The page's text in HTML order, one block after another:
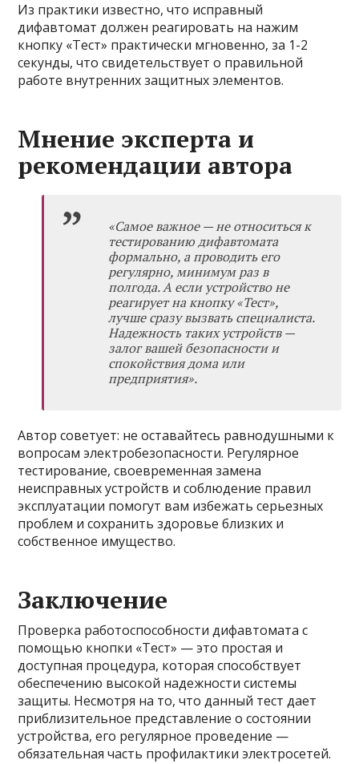
Из практики известно, что исправный
дифавтомат должен реагировать на нажим
кнопку «Тест» практически мгновенно, за 1-2
секунды, что свидетельствует о правильной
работе внутренних защитных элементов.
Мнение эксперта и
рекомендации автора
«Самое важное — не относиться к
тестированию дифавтомата
формально, а проводить его
регулярно, минимум раз в
полгода. А если устройство не
реагирует на кнопку «Тест»,
лучше сразу вызвать специалиста.
Надежность таких устройств —
залог вашей безопасности и
спокойствия дома или
предприятия».
Автор советует: не оставайтесь равнодушными к
вопросам электробезопасности. Регулярное
тестирование, своевременная замена
неисправных устройств и соблюдение правил
эксплуатации помогут вам избежать серьезных
проблем и сохранить здоровье близких и
собственное имущество.
Заключение
Проверка работоспособности дифавтомата с
помощью кнопки «Тест» — это простая и
доступная процедура, которая способствует
обеспечению высокой надежности системы
защиты. Несмотря на то, что данный тест дает
приблизительное представление о состоянии
устройства, его регулярное проведение —
обязательная часть профилактики электросетей.